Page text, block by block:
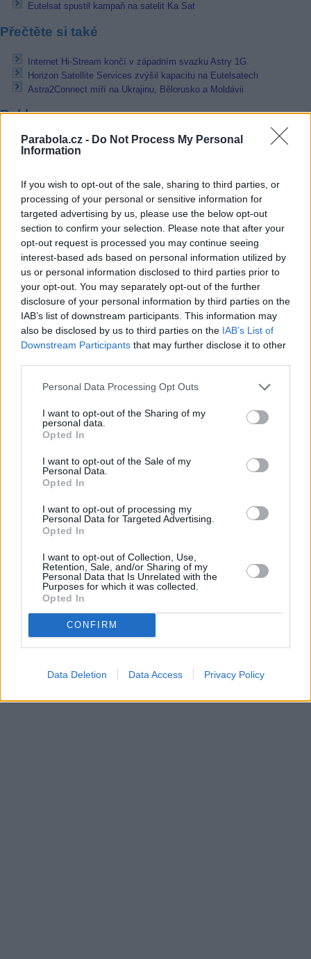
Parabola.cz - Do Not Process My Personal
Information
If you wish to opt-out of the sale, sharing to third parties, or
processing of your personal or sensitive information for
targeted advertising by us, please use the below opt-out
section to confirm your selection. Please note that after your
opt-out request is processed you may continue seeing
interest-based ads based on personal information utilized by
us or personal information disclosed to third parties prior to
your opt-out. You may separately opt-out of the further
disclosure of your personal information by third parties on the
IAB’s list of downstream participants. This information may
also be disclosed by us to third parties on the IAB’s List of
Downstream Participants that may further disclose it to other
Personal Data Processing Opt Outs
I want to opt-out of the Sharing of my
personal data.
Opted In
I want to opt-out of the Sale of my
Personal Data.
Opted In
I want to opt-out of processing my
Personal Data for Targeted Advertising.
Opted In
I want to opt-out of Collection, Use,
Retention, Sale, and/or Sharing of my
Personal Data that Is Unrelated with the
Purposes for which it was collected.
Opted In
CONFIRM
Data Deletion Data Access Privacy Policy
Eutelsat spustil kampaň na satelit Ka Sat
Přečtěte si také
Internet Hi-Stream končí v západním svazku Astry 1G
Horizon Satellite Services zvýšil kapacitu na Eutelsatech
Astra2Connect míří na Ukrajinu, Bělorusko a Moldávii
Reklama
Pracovní nabídky
48.400 Kč • příspěvek na ubytování (Jihlava, okres Jihlava)
07.08.2026 - Bosch Powertrain s.r.o. Jihlava • obsluha CNC strojů •
48.400 Kč • náborový bonus 50.000 Kč • příspěvek na ubytování
okres Jihlava)
06.08.2026 -Bosch Powertrain s.r.o. Jihlava • CNC operátor• mzda
Kč • náborový bonus 50.000 Kč • příspěvek na ubytování (Jihlava,
Jihlava)
Bosch Powertrain s.r.o. • montážní dělník • mzda 44.700
týdenní zálohy na mzdu 2.000 Kč (Jihlava, okres Jihlava)
06.08.2026 - Bosch Powertrain s.r.o. Jihlava • práce ve skladu • mzda
48.400 Kč • náborový bonus 50.000 Kč • ubytování (Jihlava, okres
... další nabídky zaměstnání
Prima sport - co nabídne v prvním
O webu parabola.cz•O souborech cookies•
Dovolená u moře •Bazény